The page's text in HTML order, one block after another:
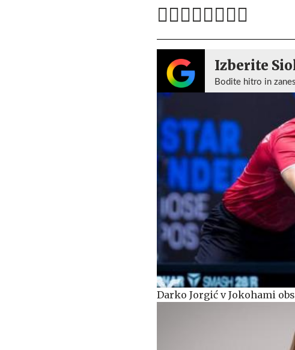
Izberite
Bodite hitro in
Darko Jorgić v Jokohami